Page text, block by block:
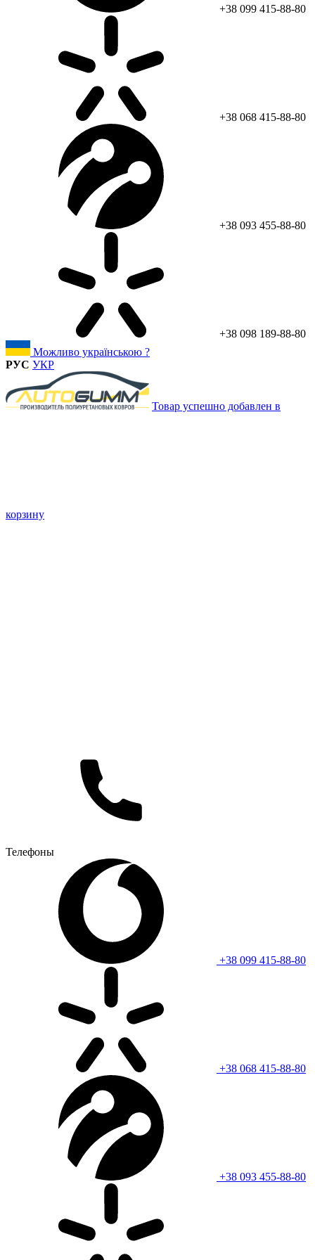
+38 099 415-88-80
+38 068 415-88-80
+38 093 455-88-80
+38 098 189-88-80
Можливо українською ?
РУС УКР
Товар успешно добавлен в
корзину
Телефоны
+38 099 415-88-80
+38 068 415-88-80
+38 093 455-88-80